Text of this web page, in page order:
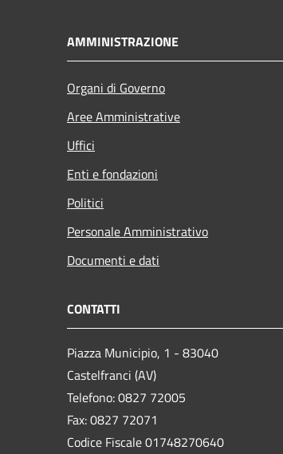
AMMINISTRAZIONE
Organi di Governo
Aree Amministrative
Uffici
Enti e fondazioni
Politici
Personale Amministrativo
Documenti e dati
CONTATTI
Piazza Municipio, 1 - 83040
Castelfranci (AV)
Telefono: 0827 72005
Fax: 0827 72071
Codice Fiscale 01748270640